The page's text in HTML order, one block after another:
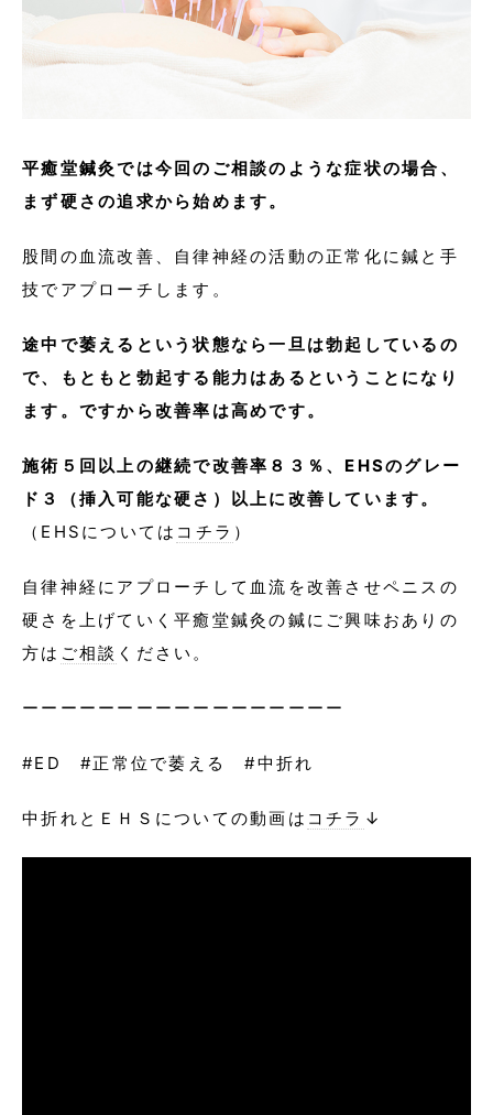
平癒堂鍼灸では今回のご相談のような症状の場合、
まず硬さの追求から始めます。
股間の血流改善、自律神経の活動の正常化に鍼と手
技でアプローチします。
途中で萎えるという状態なら一旦は勃起しているの
で、もともと勃起する能力はあるということになり
ます。ですから改善率は高めです。
施術５回以上の継続で改善率８３％、EHSのグレー
ド３（挿入可能な硬さ）以上に改善しています。
（EHSについては コチラ ）
自律神経にアプローチして血流を改善させペニスの
硬さを上げていく平癒堂鍼灸の鍼にご興味おありの
方は ご相談 ください。
ーーーーーーーーーーーーーーーーー
#ED #正常位で萎える #中折れ
中折れとＥＨＳについての動画は コチラ ↓